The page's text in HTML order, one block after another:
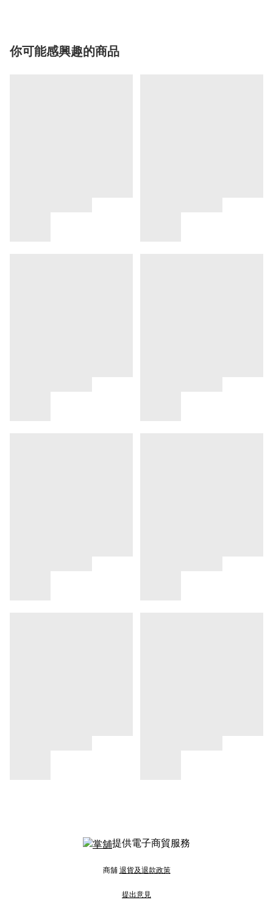
你可能感興趣的商品
提供電子商貿服務
商舖 退貨及退款政策
提出意見